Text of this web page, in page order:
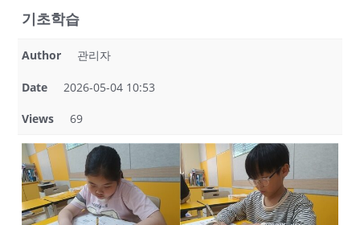
기초학습
Author 관리자
Date 2026-05-04 10:53
Views 69